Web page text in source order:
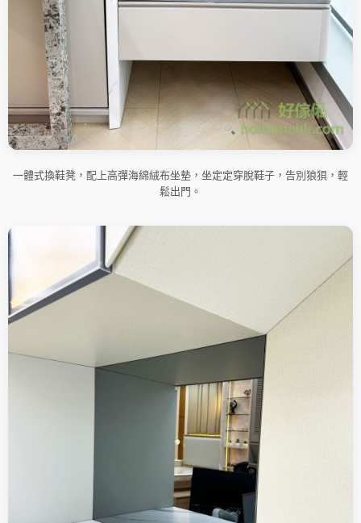
一體式換鞋凳，配上高彈海綿絨布坐墊，坐定定穿脫鞋子，告別狼狽，輕
鬆出門。